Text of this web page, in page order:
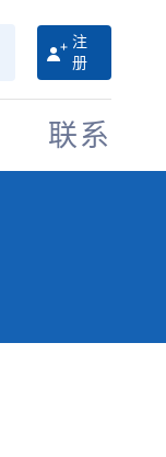
注
册
联系